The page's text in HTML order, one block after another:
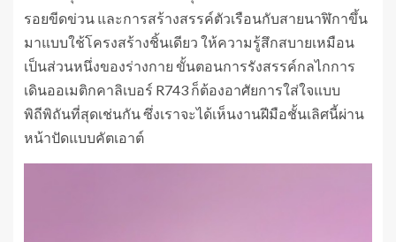
รอยขีดข่วน และการสร้างสรรค์ตัวเรือนกับสายนาฬิกาขึ้น
มาแบบใช้โครงสร้างชิ้นเดียว ให้ความรู้สึกสบายเหมือน
เป็นส่วนหนึ่งของร่างกาย ขั้นตอนการรังสรรค์กลไกการ
เดินออเมติกคาลิเบอร์ R743 ก็ต้องอาศัยการใส่ใจแบบ
พิถีพิถันที่สุดเช่นกัน ซึ่งเราจะได้เห็นงานฝีมือชั้นเลิศนี้ผ่าน
หน้าปัดแบบคัตเอาต์